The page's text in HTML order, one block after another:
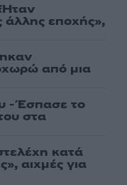
άλλης εποχής»,
από μια
- Έσπασε το
στα
κατά
αιχμές για